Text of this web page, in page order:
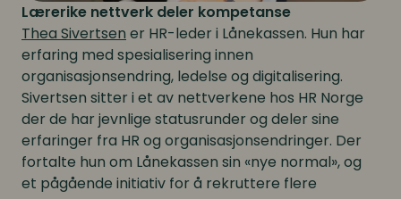
Lærerike nettverk deler kompetanse
Thea Sivertsen er HR-leder i Lånekassen. Hun har
erfaring med spesialisering innen
organisasjonsendring, ledelse og digitalisering.
Sivertsen sitter i et av nettverkene hos HR Norge
der de har jevnlige statusrunder og deler sine
erfaringer fra HR og organisasjonsendringer. Der
fortalte hun om Lånekassen sin «nye normal», og
et pågående initiativ for å rekruttere flere